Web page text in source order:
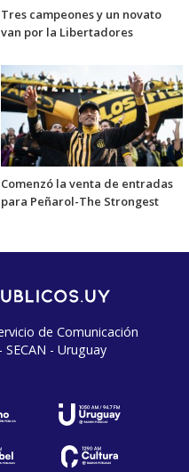
Tres campeones y un novato
van por la Libertadores
Comenzó la venta de entradas
para Peñarol-The Strongest
de Comunicación
- Uruguay